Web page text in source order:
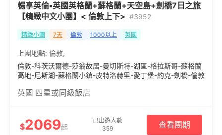
暢享英倫▪英國英格蘭+蘇格蘭+天空島+劍橋7日之旅
【精緻中文小團】< 倫敦上下> #3952
精緻小團 7天 倫敦 1000以上 英國
上團地點: 倫敦,
倫敦-科茨沃爾德-莎翁故居-曼切斯特-湖區-格拉斯哥-蘇格蘭
高地-尼斯湖-蘇格蘭小鎮-皮特洛赫里-愛丁堡-約克-劍橋-倫敦
英國 四星或同級飯店
$2069起
已出遊人數
359
查看團期